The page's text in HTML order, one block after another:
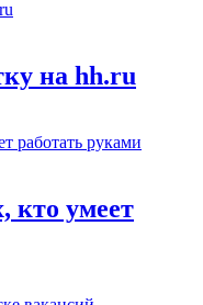
на hh.ru
кто умеет